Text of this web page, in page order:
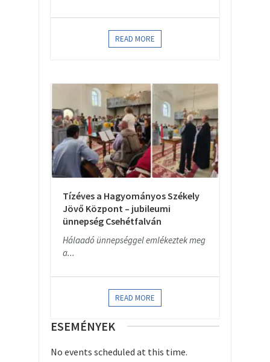
READ MORE
Tízéves a Hagyományos Székely
Jövő Központ – jubileumi
ünnepség Csehétfalván
Hálaadó ünnepséggel emlékeztek meg
a...
READ MORE
ESEMÉNYEK
No events scheduled at this time.